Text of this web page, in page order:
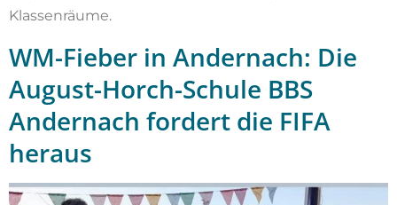
Klassenräume.
WM-Fieber in Andernach: Die
August-Horch-Schule BBS
Andernach fordert die FIFA
heraus